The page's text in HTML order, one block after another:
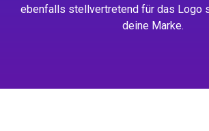
ebenfalls stellvertretend für das Logo
deine Marke.